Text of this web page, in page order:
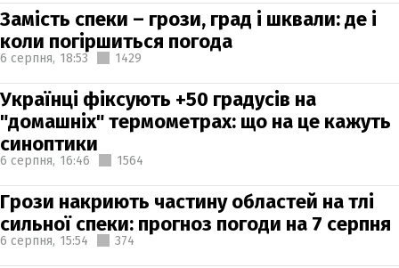
Замість спеки – грози, град і шквали: де і
коли погіршиться погода
6 серпня, 18:53 1429
Українці фіксують +50 градусів на
"домашніх" термометрах: що на це кажуть
синоптики
6 серпня, 16:46 1564
Грози накриють частину областей на тлі
сильної спеки: прогноз погоди на 7 серпня
6 серпня, 15:54 374